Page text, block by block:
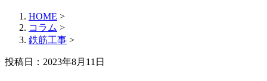
HOME >
コラム >
鉄筋工事 >
投稿日：2023年8月11日